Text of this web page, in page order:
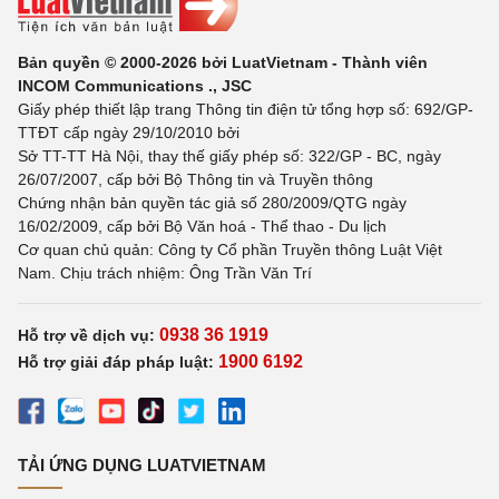
Bản quyền © 2000-2026 bởi LuatVietnam - Thành viên
INCOM Communications ., JSC
Giấy phép thiết lập trang Thông tin điện tử tổng hợp số: 692/GP-
TTĐT cấp ngày 29/10/2010 bởi
Sở TT-TT Hà Nội, thay thế giấy phép số: 322/GP - BC, ngày
26/07/2007, cấp bởi Bộ Thông tin và Truyền thông
Chứng nhận bản quyền tác giả số 280/2009/QTG ngày
16/02/2009, cấp bởi Bộ Văn hoá - Thể thao - Du lịch
Cơ quan chủ quản: Công ty Cổ phần Truyền thông Luật Việt
Nam. Chịu trách nhiệm: Ông Trần Văn Trí
Hỗ trợ về dịch vụ: 0938 36 1919
Hỗ trợ giải đáp pháp luật: 1900 6192
TẢI ỨNG DỤNG LUATVIETNAM